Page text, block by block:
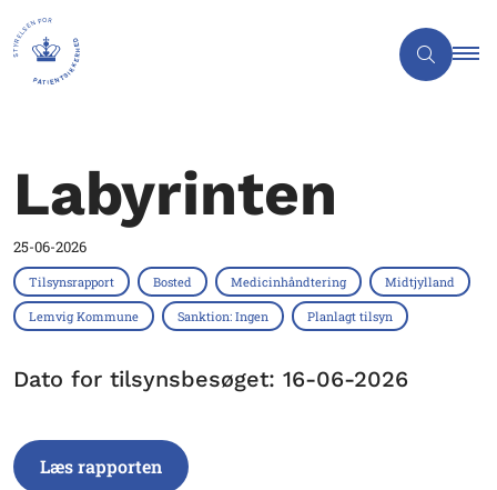
Labyrinten
25-06-2026
Tilsynsrapport Bosted Medicinhåndtering Midtjylland
Lemvig Kommune Sanktion: Ingen Planlagt tilsyn
Dato for tilsynsbesøget: 16-06-2026
Læs rapporten